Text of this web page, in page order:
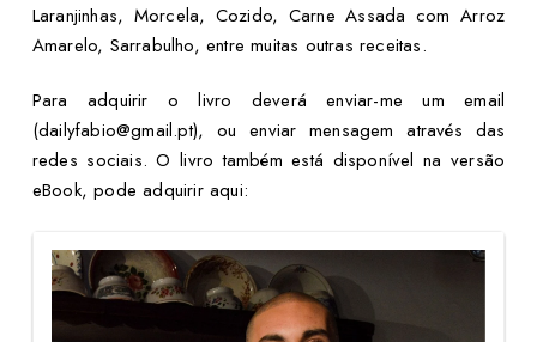
Laranjinhas, Morcela, Cozido, Carne Assada com Arroz
Amarelo, Sarrabulho, entre muitas outras receitas.
Para adquirir o livro deverá enviar-me um email
(dailyfabio@gmail.pt), ou enviar mensagem através das
redes sociais.O livro também está disponível na versão
eBook, pode adquirir aqui: